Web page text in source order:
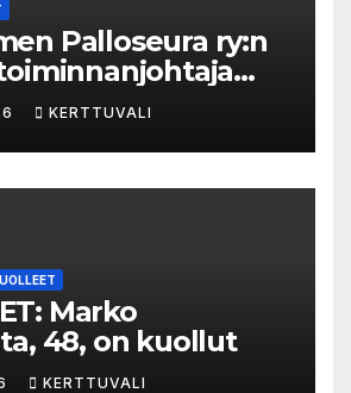
Palloseura ry:n
neljän kuu­kau­den
van­keu­teen ka­
– syyte mak­su­vä­li­
hy­lät­tiin
KERTTUVALI
Marko
48, on kuollut
KERTTUVALI